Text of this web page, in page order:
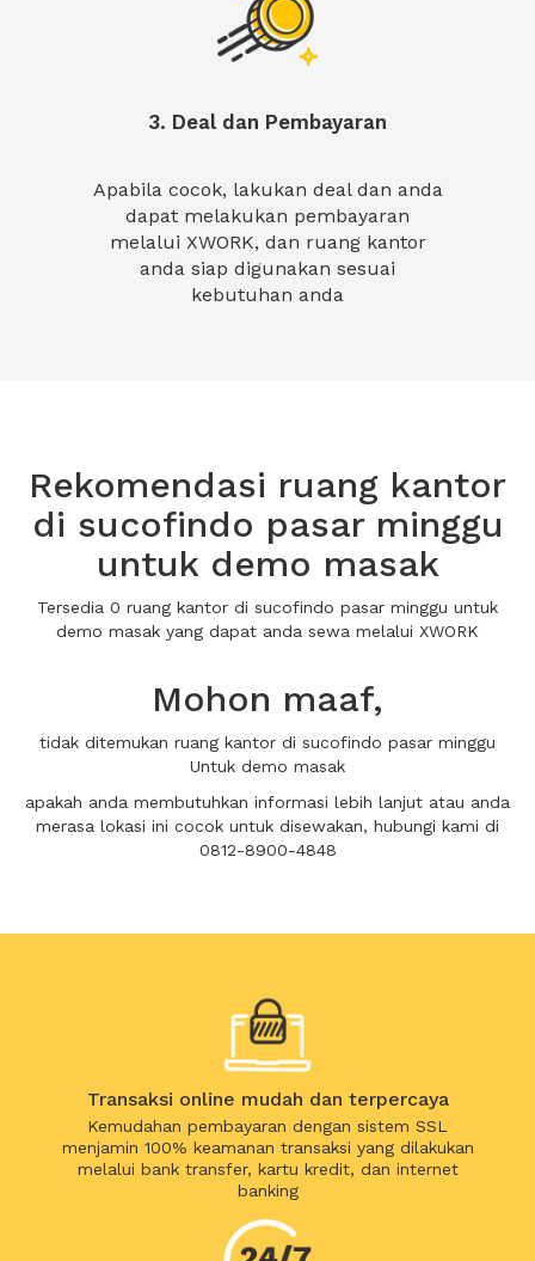
3. Deal dan Pembayaran
Apabila cocok, lakukan deal dan anda
dapat melakukan pembayaran
melalui XWORK, dan ruang kantor
anda siap digunakan sesuai
kebutuhan anda
Rekomendasi ruang kantor
di sucofindo pasar minggu
untuk demo masak
Tersedia 0 ruang kantor di sucofindo pasar minggu untuk
demo masak yang dapat anda sewa melalui XWORK
Mohon maaf,
tidak ditemukan ruang kantor di sucofindo pasar minggu
Untuk demo masak
apakah anda membutuhkan informasi lebih lanjut atau anda
merasa lokasi ini cocok untuk disewakan, hubungi kami di
0812-8900-4848
Transaksi online mudah dan terpercaya
Kemudahan pembayaran dengan sistem SSL
menjamin 100% keamanan transaksi yang dilakukan
melalui bank transfer, kartu kredit, dan internet
banking